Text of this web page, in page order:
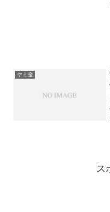
ヤミ金
ス